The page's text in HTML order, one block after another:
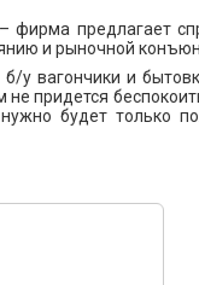
фирма предлагает
и рыночной
б/у вагончики и
не придется
будет только